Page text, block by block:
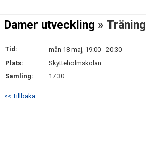
DOKUMENT
KONTAKT
Damer utveckling » Träning
Tid:
mån 18 maj, 19:00 - 20:30
Plats:
Skytteholmskolan
Samling:
17:30
<< Tillbaka